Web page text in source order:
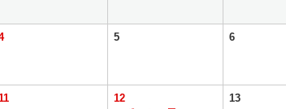
5 6
12
13